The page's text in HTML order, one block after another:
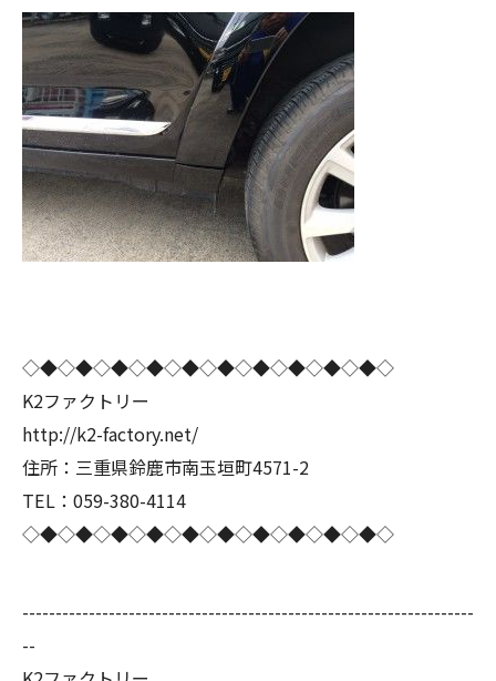
◇◆◇◆◇◆◇◆◇◆◇◆◇◆◇◆◇◆◇◆◇
K2ファクトリー
http://k2-factory.net/
住所：三重県鈴鹿市南玉垣町4571-2
TEL：059-380-4114
◇◆◇◆◇◆◇◆◇◆◇◆◇◆◇◆◇◆◇◆◇
--------------------------------------------------------------------
--